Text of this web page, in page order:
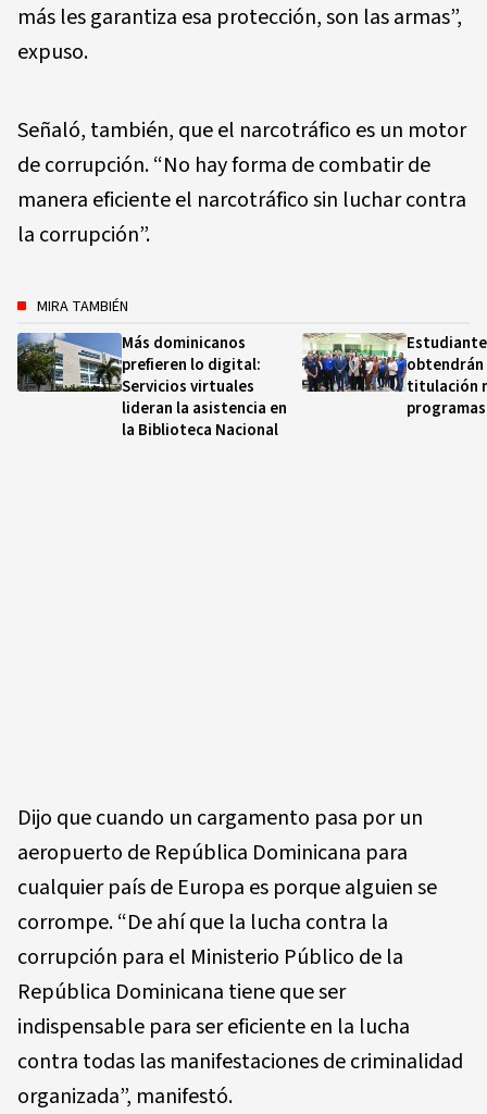
más les garantiza esa protección, son las armas”,
expuso.
Señaló, también, que el narcotráfico es un motor
de corrupción. “No hay forma de combatir de
manera eficiente el narcotráfico sin luchar contra
la corrupción”.
MIRA TAMBIÉN
Más dominicanos
prefieren lo digital:
Servicios virtuales
lideran la asistencia en
la Biblioteca Nacional
titulación
Dijo que cuando un cargamento pasa por un
aeropuerto de República Dominicana para
cualquier país de Europa es porque alguien se
corrompe. “De ahí que la lucha contra la
corrupción para el Ministerio Público de la
República Dominicana tiene que ser
indispensable para ser eficiente en la lucha
contra todas las manifestaciones de criminalidad
organizada”, manifestó.